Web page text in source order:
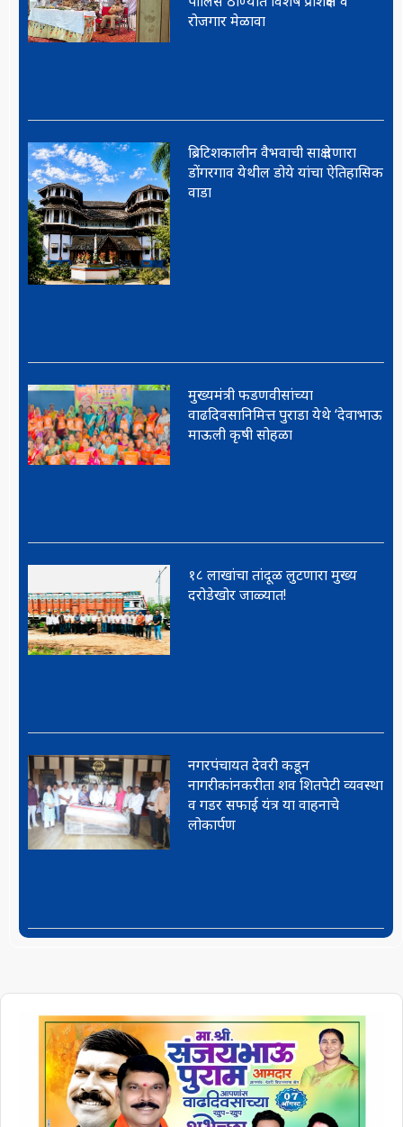
रोजगार मेळावा
ब्रिटिशकालीन वैभवाची साक्ष देणारा
डोंगरगाव येथील डोये यांचा ऐतिहासिक
वाडा
मुख्यमंत्री फडणवीसांच्या
वाढदिवसानिमित्त पुराडा येथे ‘देवाभाऊ
माऊली कृषी सोहळा
१८ लाखांचा तांदूळ लुटणारा मुख्य
दरोडेखोर जाळ्यात!
नगरपंचायत देवरी कडून
नागरीकांनकरीता शव शितपेटी व्यवस्था
व गडर सफाई यंत्र या वाहनाचे
लोकार्पण